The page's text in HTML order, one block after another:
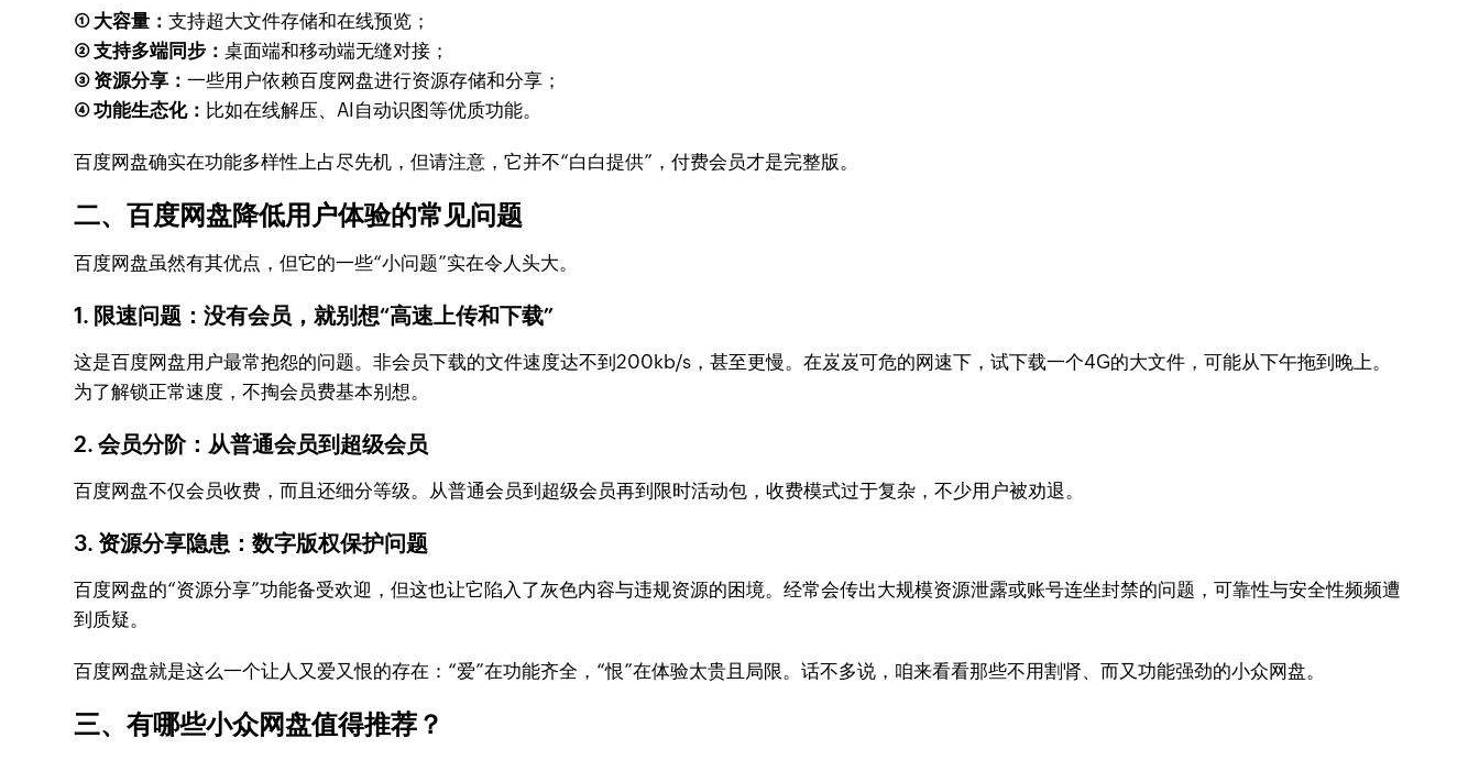
① 大容量：支持超大文件存储和在线预览；
② 支持多端同步：桌面端和移动端无缝对接；
③ 资源分享：一些用户依赖百度网盘进行资源存储和分享；
④ 功能生态化： 比如在线解压、AI自动识图等优质功能。
百度网盘确实在功能多样性上占尽先机，但请注意，它并不“白白提供”，付费会员才是完整版。
二、百度网盘降低用户体验的常见问题
百度网盘虽然有其优点，但它的一些“小问题”实在令人头大。
1. 限速问题：没有会员，就别想“高速上传和下载”
这是百度网盘用户最常抱怨的问题。非会员下载的文件速度达不到200kb/s，甚至更慢。在岌岌可危的网速下，试下载一个4G的大文件，可能从下午拖到晚上。
为了解锁正常速度，不掏会员费基本别想。
2. 会员分阶：从普通会员到超级会员
百度网盘不仅会员收费，而且还细分等级。从普通会员到超级会员再到限时活动包，收费模式过于复杂，不少用户被劝退。
3. 资源分享隐患：数字版权保护问题
百度网盘的“资源分享”功能备受欢迎，但这也让它陷入了灰色内容与违规资源的困境。经常会传出大规模资源泄露或账号连坐封禁的问题，可靠性与安全性频频遭
到质疑。
百度网盘就是这么一个让人又爱又恨的存在：“爱”在功能齐全，“恨”在体验太贵且局限。话不多说，咱来看看那些不用割肾、而又功能强劲的小众网盘。
三、有哪些小众网盘值得推荐？